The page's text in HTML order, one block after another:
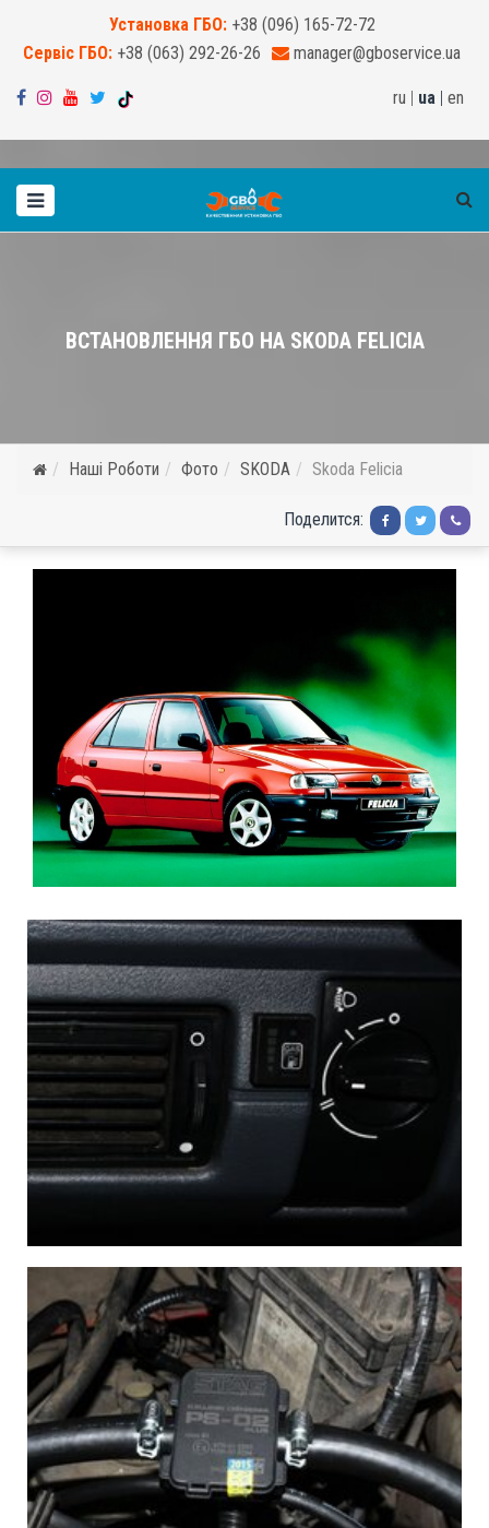
Установка ГБО: +38 (096) 165-72-72
Сервіс ГБО: +38 (063) 292-26-26 manager@gboservice.ua
ru | ua | en
ВСТАНОВЛЕННЯ ГБО НА SKODA FELICIA
Наші Роботи Фото SKODA Skoda Felicia
Поделится: